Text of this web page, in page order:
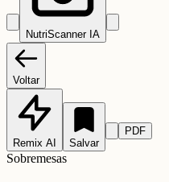
NutriScanner IA
Voltar
Remix AI Salvar
PDF
Sobremesas